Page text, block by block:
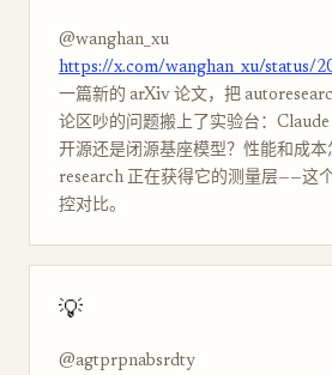
@wanghan_xu
https://x.com/wanghan_xu/status/
一篇新的 arXiv 论文，把
论区吵的问题搬上了实验台：Claude
开源还是闭源基座模型？性能和成
research 正在获得它的测量层——这
控对比。
💡
@agtprpnabsrdty